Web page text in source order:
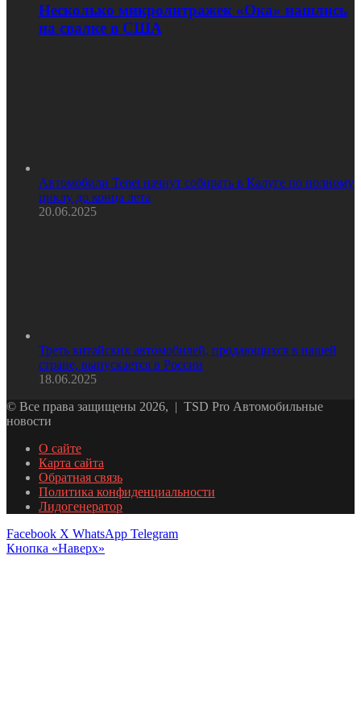
Несколько микролитражек «Ока» нашлись
на свалке в США
Автомобили Tenet начнут собирать в Калуге по полному
циклу до конца лета
20.06.2025
Треть китайских автомобилей, продающихся в нашей
стране, выпускается в России
18.06.2025
© Все права защищены 2026, | TSD Pro Автомобильные
новости
О сайте
Карта сайта
Обратная связь
Политика конфиденциальности
Лидогенератор
Facebook X WhatsApp Telegram
Кнопка «Наверх»